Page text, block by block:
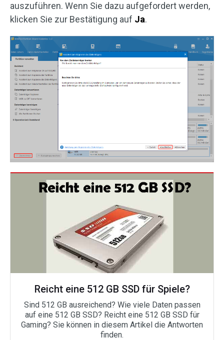
auszuführen. Wenn Sie dazu aufgefordert werden,
klicken Sie zur Bestätigung auf Ja.
Reicht eine 512 GB SSD für Spiele?
Sind 512 GB ausreichend? Wie viele Daten passen
auf eine 512 GB SSD? Reicht eine 512 GB SSD für
Gaming? Sie können in diesem Artikel die Antworten
finden.